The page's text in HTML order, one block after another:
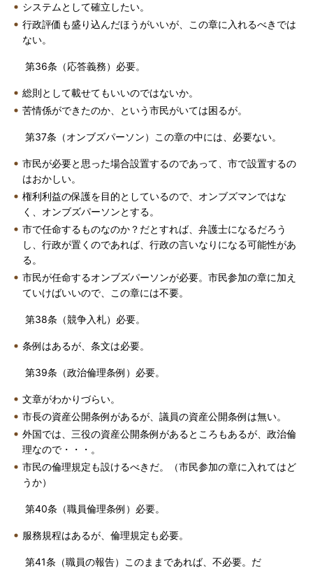
システムとして確立したい。
行政評価も盛り込んだほうがいいが、この章に入れるべきでは
ない。
第36条（応答義務）必要。
総則として載せてもいいのではないか。
苦情係ができたのか、という市民がいては困るが。
第37条（オンブズパーソン）この章の中には、必要ない。
市民が必要と思った場合設置するのであって、市で設置するの
はおかしい。
権利利益の保護を目的としているので、オンブズマンではな
く、オンブズパーソンとする。
市で任命するものなのか？だとすれば、弁護士になるだろう
し、行政が置くのであれば、行政の言いなりになる可能性があ
る。
市民が任命するオンブズパーソンが必要。市民参加の章に加え
ていけばいいので、この章には不要。
第38条（競争入札）必要。
条例はあるが、条文は必要。
第39条（政治倫理条例）必要。
文章がわかりづらい。
市長の資産公開条例があるが、議員の資産公開条例は無い。
外国では、三役の資産公開条例があるところもあるが、政治倫
理なので・・・。
市民の倫理規定も設けるべきだ。（市民参加の章に入れてはど
うか）
第40条（職員倫理条例）必要。
服務規程はあるが、倫理規定も必要。
第41条（職員の報告）このままであれば、不必要。だ